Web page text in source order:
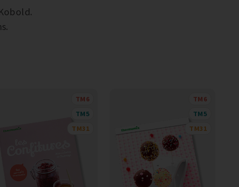
TM6
TM5
TM31
TM6
TM5
TM31